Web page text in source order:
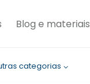
Blog e materiais
categorias